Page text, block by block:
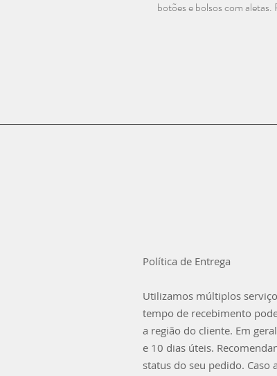
botões e bolsos com
Política de Entrega
Utilizamos múltiplos
tempo de recebimento
a região do cliente. Em
e 10 dias úteis.
status do seu pedido. Caso